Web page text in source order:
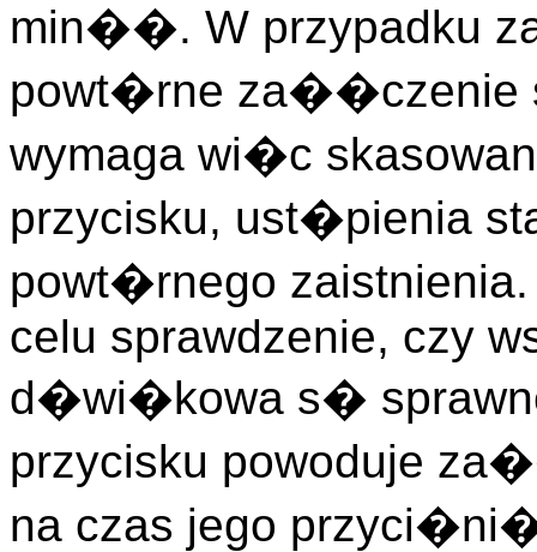
min��. W przypadku
powt�rne
wymaga wi�c
przycisku, ust�pienia
powt�rnego
celu sprawdzenie, czy
d�wi�kowa s�
przycisku powoduje
na czas jego